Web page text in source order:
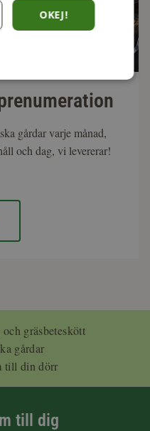
gårdar varje månad,
och dag, vi levererar!
gräsbeteskött
gårdar
till din dörr
till dig
OKEJ!